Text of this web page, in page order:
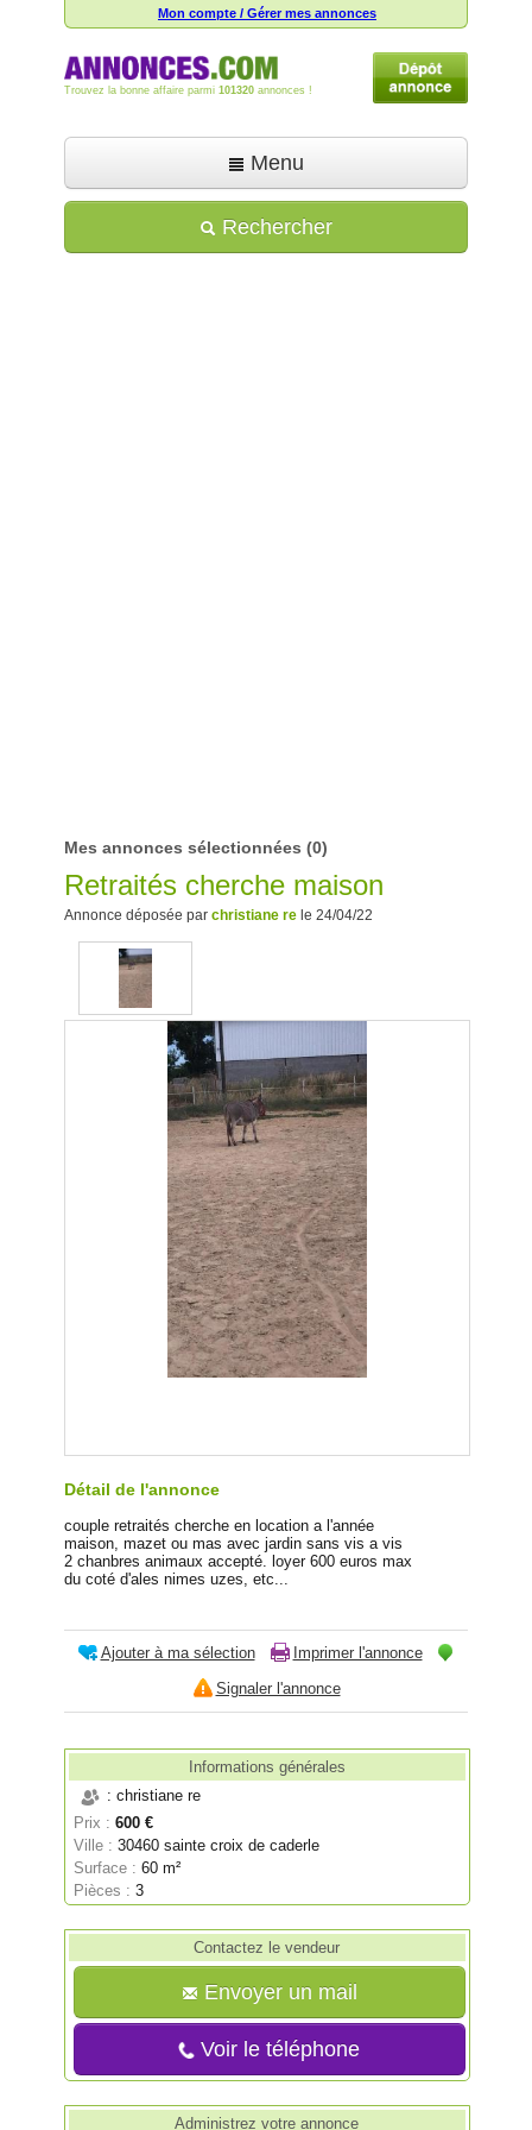
Mon compte / Gérer mes annonces
Trouvez la bonne affaire parmi 101320 annonces !
Menu
Déposer une annonce
Rechercher
Mes annonces sélectionnées (0)
Retraités cherche maison
Annonce déposée par christiane re le 24/04/22
Détail de l'annonce
couple retraités cherche en location a l'année
maison, mazet ou mas avec jardin sans vis a vis
2 chanbres animaux accepté. loyer 600 euros max
du coté d'ales nimes uzes, etc...
Ajouter à ma sélection
Imprimer l'annonce
Signaler l'annonce
Informations générales
: christiane re
Prix : 600 €
Ville :30460 sainte croix de caderle
Surface : 60 m²
Pièces : 3
Contactez le vendeur
Envoyer un mail
Voir le téléphone
Administrez votre annonce